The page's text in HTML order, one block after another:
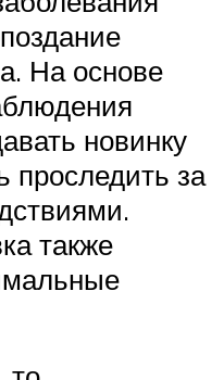
На основе
новинку
проследить за
также